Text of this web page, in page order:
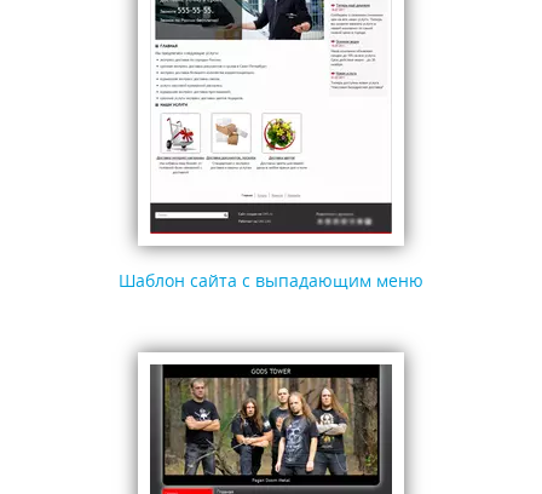
Шаблон сайта с выпадающим меню